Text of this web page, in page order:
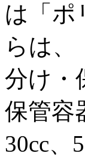
は「
らは、
分け・
保管容
30cc、